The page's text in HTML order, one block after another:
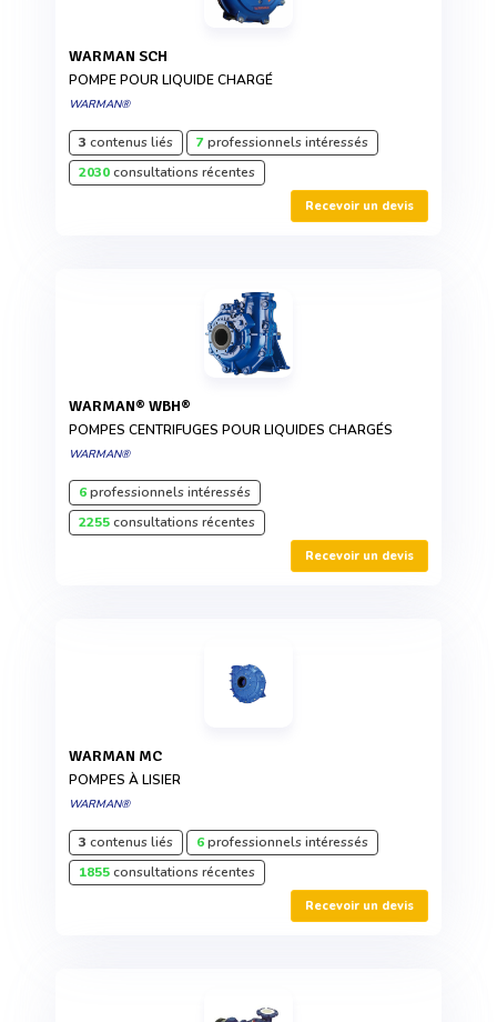
WARMAN SCH
POMPE POUR LIQUIDE CHARGÉ
WARMAN®
3 contenus liés 7professionnels intéressés
2030consultations récentes
Recevoir un devis
WARMAN® WBH®
POMPES CENTRIFUGES POUR LIQUIDES CHARGÉS
WARMAN®
6professionnels intéressés
2255consultations récentes
Recevoir un devis
WARMAN MC
POMPES À LISIER
WARMAN®
3 contenus liés 6professionnels intéressés
1855consultations récentes
Recevoir un devis